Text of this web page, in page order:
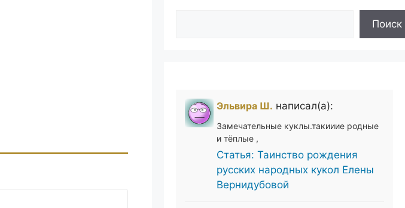
Поиск
Эльвира Ш. написал(а):
Замечательные куклы.такииие родные
и тёплые ,
Статья: Таинство рождения
русских народных кукол Елены
Вернидубовой